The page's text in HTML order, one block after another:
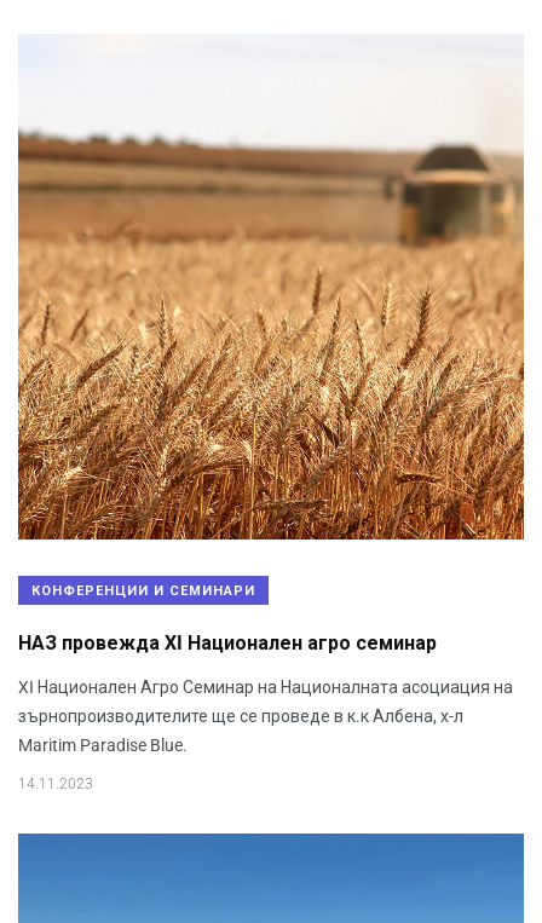
КОНФЕРЕНЦИИ И СЕМИНАРИ
НАЗ провежда XI Национален агро семинар
XI Национален Агро Семинар на Националната асоциация на
зърнопроизводителите ще се проведе в к.к Албена, х-л
Maritim Paradise Blue.
14.11.2023